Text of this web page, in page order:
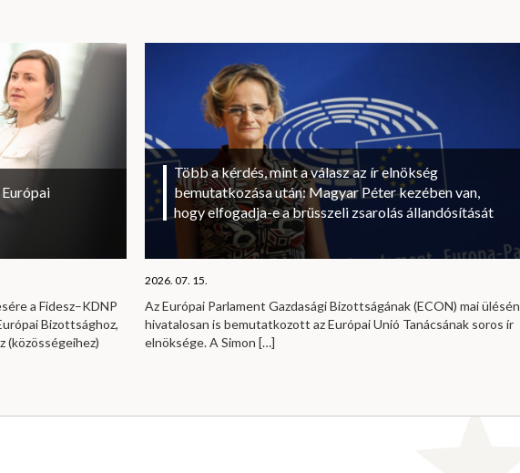
a Fidesz–KDNP
Bizottsághoz,
(közösségeihez)
Több a kérdés, mint a válasz az ír elnökség
bemutatkozása után: Magyar Péter kezében van,
hogy elfogadja-e a brüsszeli zsarolás állandósítását
2026. 07. 15.
Az Európai Parlament Gazdasági Bizottságának (ECON) mai ülésén
hivatalosan is bemutatkozott az Európai Unió Tanácsának soros ír
elnöksége. A Simon […]